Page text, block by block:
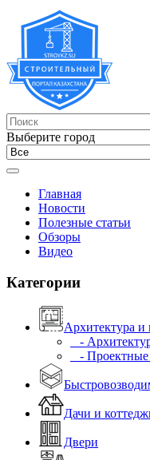
Выберите город
Главная
Новости
Полезные статьи
Обзоры
Видео
Категории
Архитектура и
-
- Проектные
Дачи и
Двери